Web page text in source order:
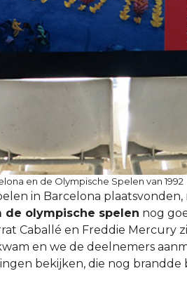
en de Olympische Spelen van 1992
in Barcelona
de olympische spelen nog
Caballé en Freddie Mercury
en we de deelnemers
bekijken, die nog brandde